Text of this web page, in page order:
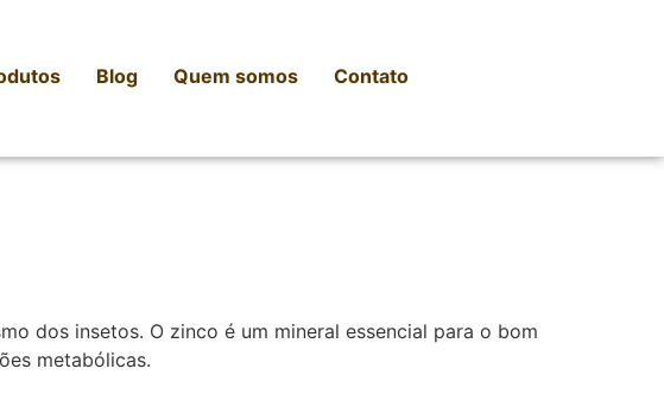
Blog Quem somos Contato
dos insetos. O zinco é um mineral essencial para o bom
metabólicas.